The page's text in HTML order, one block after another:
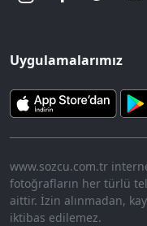
Uygulamalarımız
www.sozcu.com.tr
fotoğrafların her türlü
aittir. İzin alınmadan,
iktibas edilemez.